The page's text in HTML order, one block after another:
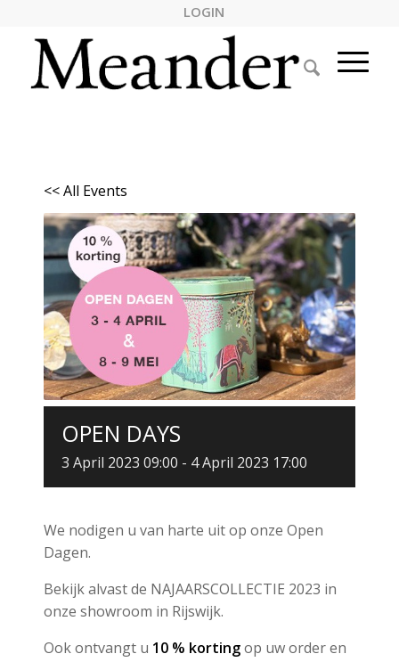
LOGIN
<< All Events
OPEN DAYS
3 April 2023 09:00 - 4 April 2023 17:00
We nodigen u van harte uit op onze Open
Dagen.
Bekijk alvast de NAJAARSCOLLECTIE 2023 in
onze showroom in Rijswijk.
Ook ontvangt u 10 % kortingop uw order en